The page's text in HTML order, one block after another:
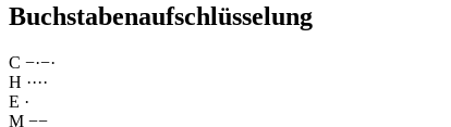
Buchstabenaufschlüsselung
C −·−·
H ····
E ·
M −−